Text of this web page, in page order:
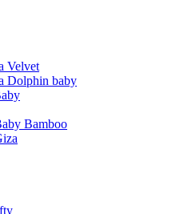
Velvet
Dolphin baby
Bamboo